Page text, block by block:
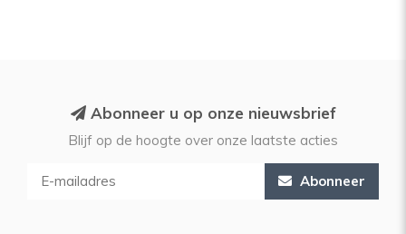
Abonneer u op onze nieuwsbrief
Blijf op de hoogte over onze laatste acties
Abonneer